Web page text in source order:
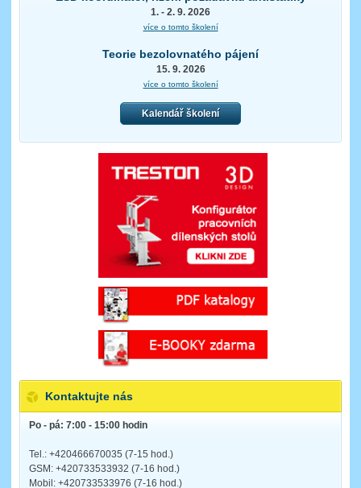
1. - 2. 9. 2026
více o tomto školení
Teorie bezolovnatého pájení
15. 9. 2026
více o tomto školení
Kalendář školení
Kontaktujte nás
Po - pá: 7:00 - 15:00 hodin
Tel.: +420466670035 (7-15 hod.)
GSM: +420733533932 (7-16 hod.)
Mobil: +420733533976 (7-16 hod.)